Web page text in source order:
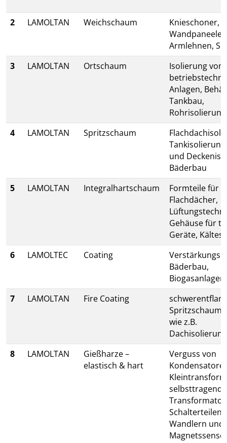
2 LAMOLTAN Weichschaum
Knieschoner,
Wandpaneele,
Armlehnen,
3
LAMOLTAN Ortschaum
Isolierung von
Anlagen,
Tankbau,
4
LAMOLTAN Spritzschaum
und
Bäderbau
5
LAMOLTAN Integralhartschaum
Formteile für
Flachdächer,
Gehäuse für
Geräte,
6
LAMOLTEC Coating
Bäderbau,
Biogasanlagen
7
LAMOLTAN Fire Coating
wie z.B.
8
LAMOLTAN
Gießharze –
elastisch & hart
Verguss von
Schalterteilen,
Wandlern und